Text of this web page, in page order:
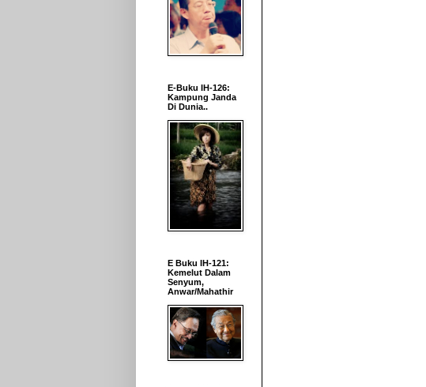
E-Buku IH-126:
Kampung Janda
Di Dunia..
E Buku IH-121:
Kemelut Dalam
Senyum,
Anwar/Mahathir